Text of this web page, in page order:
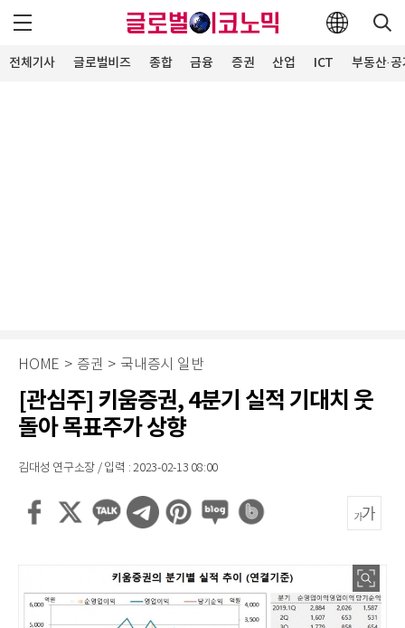
전체기사 글로벌비즈 종합 금융 증권 산업 ICT 부동산·
HOME > 증권 > 국내증시 일반
[관심주] 키움증권, 4분기 실적 기대치 웃
돌아 목표주가 상향
김대성 연구소장 / 입력 : 2023-02-13 08:00